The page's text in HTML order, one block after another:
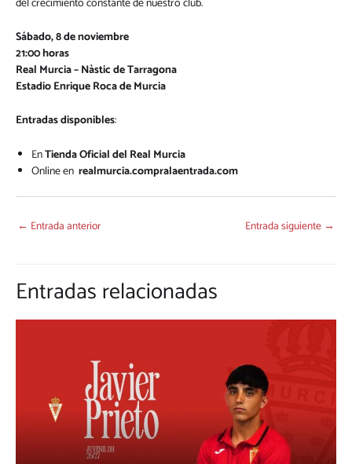
Sábado, 8 de noviembre
21:00 horas
Real Murcia – Nàstic de Tarragona
Estadio Enrique Roca de Murcia
Entradas disponibles:
EnTienda Oficial del Real Murcia
Online en realmurcia.compralaentrada.com
← Entrada anterior Entrada siguiente →
Entradas relacionadas